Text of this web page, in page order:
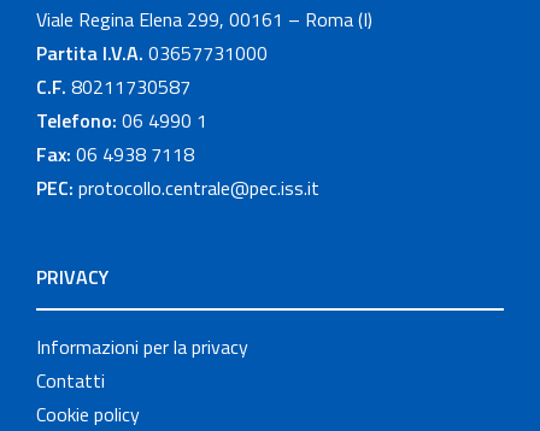
Viale Regina Elena 299, 00161 – Roma (I)
Partita I.V.A. 03657731000
C.F. 80211730587
Telefono: 06 4990 1
Fax: 06 4938 7118
PEC: protocollo.centrale@pec.iss.it
PRIVACY
Informazioni per la privacy
Contatti
Cookie policy